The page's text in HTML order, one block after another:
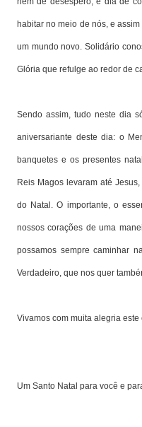
habitar no meio de nós, e
um mundo novo. Solidário
Glória que refulge ao redor de
Sendo assim, tudo neste dia
aniversariante deste dia: o
banquetes e os presentes
Reis Magos levaram até
do Natal. O importante, o
nossos corações de uma
possamos sempre caminhar
Verdadeiro, que nos quer
Vivamos com muita alegria
Um Santo Natal para você e